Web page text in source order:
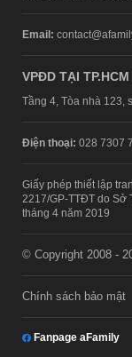
Email:
VPĐD TẠI TP.HCM
Tầng 4, Tòa nhà 123,
Điện thoại: 028 7307
Giấy phép thiết lập
2217/GP-TTĐT do Sở
tháng 4 năm 2019
© Copyright 2008 -
Chính sách bảo mật
Fanpage aFamily